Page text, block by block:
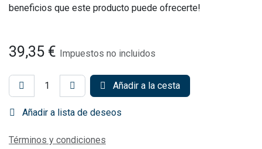
beneficios que este producto puede ofrecerte!
39,35 € Impuestos no incluidos
Añadir a la cesta
Añadir a lista de deseos
Términos y condiciones